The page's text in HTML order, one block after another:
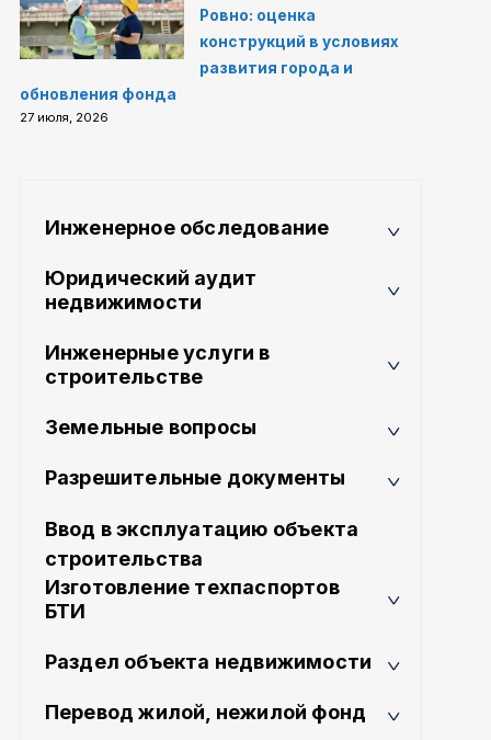
Ровно: оценка
конструкций в условиях
развития города и
обновления фонда
27 июля, 2026
Инженерное обследование
Юридический аудит
недвижимости
Инженерные услуги в
строительстве
Земельные вопросы
Разрешительные документы
Ввод в эксплуатацию объекта
строительства
Изготовление техпаспортов
БТИ
Раздел объекта недвижимости
Перевод жилой, нежилой фонд